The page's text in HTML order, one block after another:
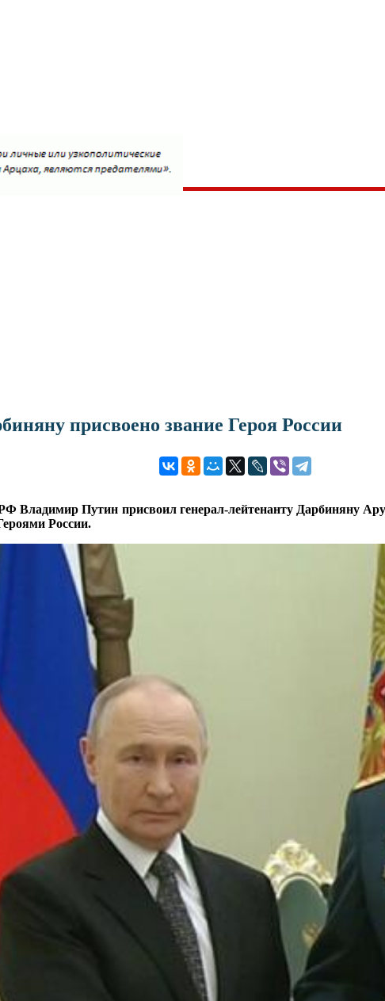
присвоено звание Героя России
Владимир Путин присвоил генерал-лейтенанту Дарбиняну
России.